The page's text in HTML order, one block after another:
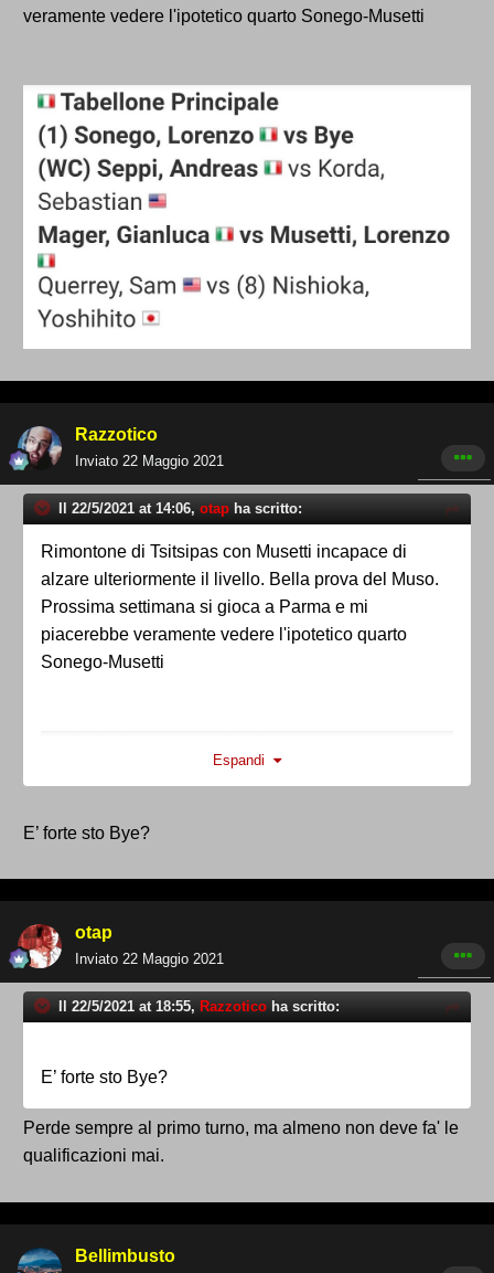
veramente vedere l'ipotetico quarto Sonego-Musetti
Razzotico
Inviato 22 Maggio 2021
Il 22/5/2021 at 14:06, otap ha scritto:
Rimontone di Tsitsipas con Musetti incapace di
alzare ulteriormente il livello. Bella prova del Muso.
Prossima settimana si gioca a Parma e mi
piacerebbe veramente vedere l'ipotetico quarto
Sonego-Musetti
Espandi
E’ forte sto Bye?
otap
Inviato 22 Maggio 2021
Il 22/5/2021 at 18:55, Razzotico ha scritto:
E’ forte sto Bye?
Perde sempre al primo turno, ma almeno non deve fa' le
qualificazioni mai.
Bellimbusto